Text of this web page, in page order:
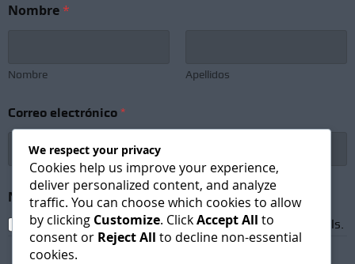
o
e
m
b
Nombre*
Nombre Apellidos
Correo electrónico *
Newsletter Subscription*
I agree to receive newsletters and promotional emails.
We respect your privacy
Cookies help us improve your experience,
deliver personalized content, and analyze
traffic. You can choose which cookies to allow
by clicking Customize. ClickAccept All to
consent or Reject All to decline non-essential
cookies.